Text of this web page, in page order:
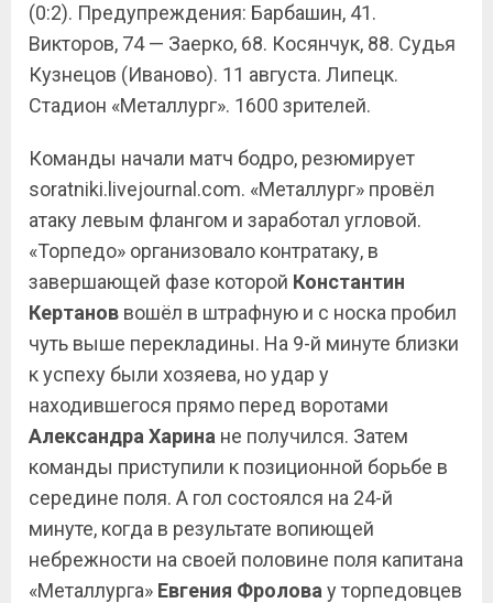
(0:2). Предупреждения: Барбашин, 41.
Викторов, 74 — Заерко, 68. Косянчук, 88. Судья
Кузнецов (Иваново). 11 августа. Липецк.
Стадион «Металлург». 1600 зрителей.
Команды начали матч бодро, резюмирует
soratniki.livejournal.com. «Металлург» провёл
атаку левым флангом и заработал угловой.
«Торпедо» организовало контратаку, в
завершающей фазе которой Константин
Кертанов вошёл в штрафную и с носка пробил
чуть выше перекладины. На 9-й минуте близки
к успеху были хозяева, но удар у
находившегося прямо перед воротами
Александра Харина не получился. Затем
команды приступили к позиционной борьбе в
середине поля. А гол состоялся на 24-й
минуте, когда в результате вопиющей
небрежности на своей половине поля капитана
«Металлурга» Евгения Фролова у торпедовцев